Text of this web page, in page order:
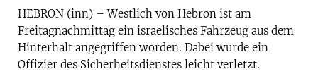
HEBRON (inn) – Westlich von Hebron ist am
Freitagnachmittag ein israelisches Fahrzeug aus dem
Hinterhalt angegriffen worden. Dabei wurde ein
Offizier des Sicherheitsdienstes leicht verletzt.